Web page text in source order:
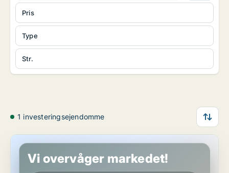
Type
Str.
Pris
1 investeringsejendomme
Erhvervsgrund i Glumsø
Vi overvåger markedet!